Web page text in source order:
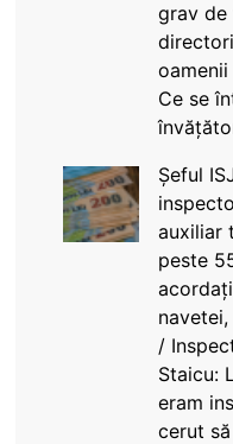
grav de
Ce se
Șeful
auxiliar
peste
/
Staicu:
eram
cerut